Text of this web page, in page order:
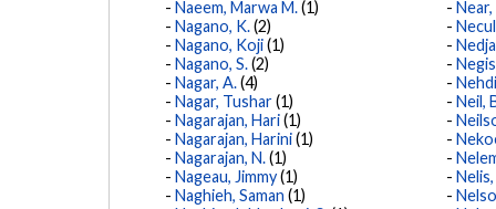
Naeem, Marwa M.(1)
Nagano, K.(2)
Nagano, Koji(1)
Nagano, S.(2)
Nagar, A.(4)
Nagar, Tushar(1)
Nagarajan, Hari(1)
Nagarajan, Harini(1)
Nagarajan, N.(1)
Nageau, Jimmy(1)
Naghieh, Saman (1)
Near,
Neil,